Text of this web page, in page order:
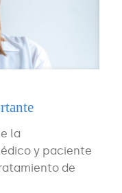
la
y paciente
de